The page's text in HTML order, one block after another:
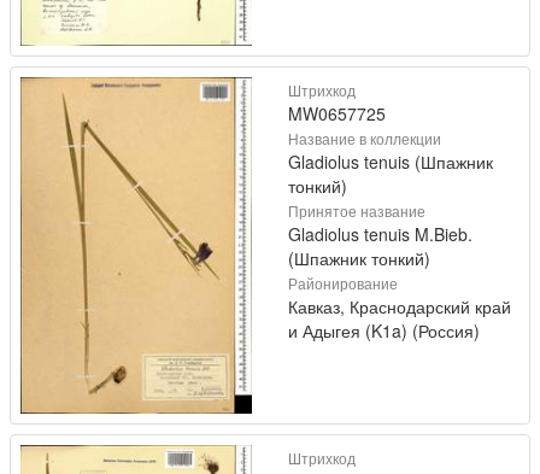
Штрихкод
MW0657725
Название в коллекции
Gladiolus tenuis (Шпажник
тонкий)
Принятое название
Gladiolus tenuis M.Bieb.
(Шпажник тонкий)
Районирование
Кавказ, Краснодарский край
и Адыгея (K1a) (Россия)
Штрихкод